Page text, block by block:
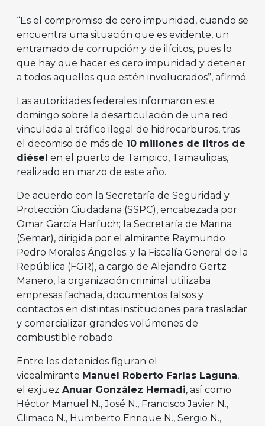
“Es el compromiso de cero impunidad, cuando se
encuentra una situación que es evidente, un
entramado de corrupción y de ilícitos, pues lo
que hay que hacer es cero impunidad y detener
a todos aquellos que estén involucrados”, afirmó.
Las autoridades federales informaron este
domingo sobre la desarticulación de una red
vinculada al tráfico ilegal de hidrocarburos, tras
el decomiso de más de 10 millones de litros de
diésel en el puerto de Tampico, Tamaulipas,
realizado en marzo de este año.
De acuerdo con la Secretaría de Seguridad y
Protección Ciudadana (SSPC), encabezada por
Omar García Harfuch; la Secretaría de Marina
(Semar), dirigida por el almirante Raymundo
Pedro Morales Ángeles; y la Fiscalía General de la
República (FGR), a cargo de Alejandro Gertz
Manero, la organización criminal utilizaba
empresas fachada, documentos falsos y
contactos en distintas instituciones para trasladar
y comercializar grandes volúmenes de
combustible robado.
Entre los detenidos figuran el
vicealmirante Manuel Roberto Farías Laguna,
el exjuez Anuar González Hemadi, así como
Héctor Manuel N., José N., Francisco Javier N.,
Climaco N., Humberto Enrique N., Sergio N.,